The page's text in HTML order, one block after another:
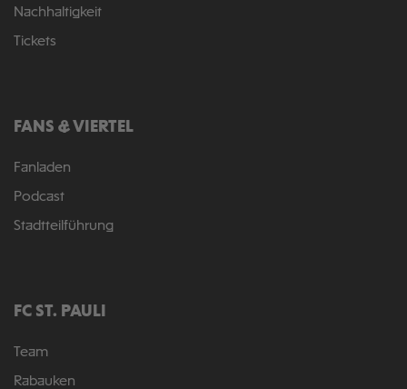
Nachhaltigkeit
Tickets
FANS & VIERTEL
Fanladen
Podcast
Stadtteilführung
FC ST. PAULI
Team
Rabauken